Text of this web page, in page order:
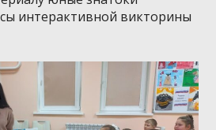
интерактивной викторины